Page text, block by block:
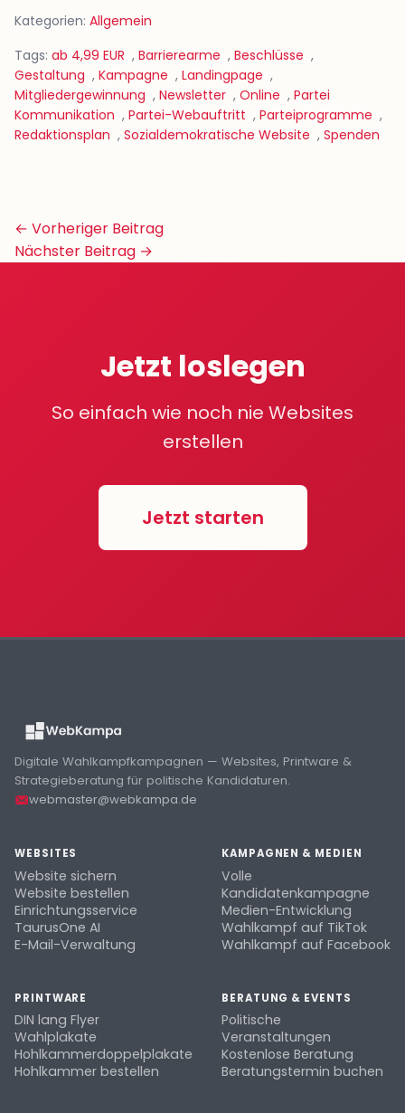
Kategorien: Allgemein
Tags: ab 4,99 EUR , Barrierearme , Beschlüsse ,
Gestaltung , Kampagne , Landingpage ,
Mitgliedergewinnung , Newsletter , Online , Partei
Kommunikation , Partei-Webauftritt , Parteiprogramme ,
Redaktionsplan , Sozialdemokratische Website , Spenden
Beitrags-
Navigation
← Vorheriger Beitrag
Nächster Beitrag →
Jetzt loslegen
So einfach wie noch nie Websites
erstellen
Jetzt starten
Digitale Wahlkampfkampagnen — Websites, Printware &
Strategieberatung für politische Kandidaturen.
webmaster@webkampa.de
WEBSITES
Website sichern
Website bestellen
Einrichtungsservice
TaurusOne AI
E-Mail-Verwaltung
KAMPAGNEN & MEDIEN
Volle
Kandidatenkampagne
Medien-Entwicklung
Wahlkampf auf TikTok
Wahlkampf auf Facebook
PRINTWARE
DIN lang Flyer
Wahlplakate
Hohlkammerdoppelplakate
Hohlkammer bestellen
BERATUNG & EVENTS
Politische
Veranstaltungen
Kostenlose Beratung
Beratungstermin buchen